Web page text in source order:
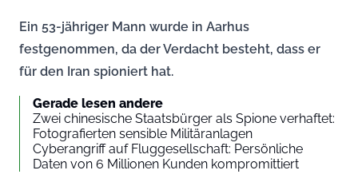
Ein 53-jähriger Mann wurde in Aarhus
festgenommen, da der Verdacht besteht, dass er
für den Iran spioniert hat.
Gerade lesen andere
Zwei chinesische Staatsbürger als Spione verhaftet:
Fotografierten sensible Militäranlagen
Cyberangriff auf Fluggesellschaft: Persönliche
Daten von 6 Millionen Kunden kompromittiert